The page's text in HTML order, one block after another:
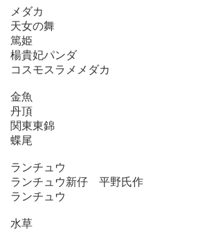
メダカ
天女の舞
篤姫
楊貴妃パンダ
コスモスラメメダカ
金魚
丹頂
関東東錦
蝶尾
ランチュウ
ランチュウ新仔 平野氏作
ランチュウ
水草